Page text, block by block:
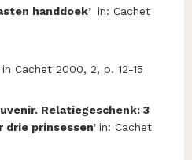
handdoek’ in: Cachet
in Cachet 2000, 2, p. 12-15
Relatiegeschenk: 3
prinsessen’ in: Cachet